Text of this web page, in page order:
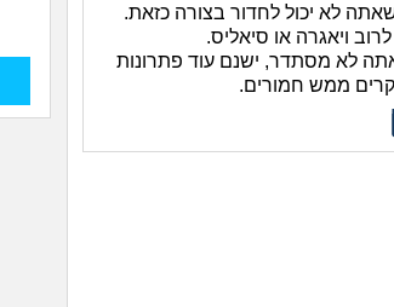
לא יכול לחדור בצורה כזאת.
ויאגרה או סיאליס.
לא מסתדר, ישנם עוד פתרונות
ממש חמורים.